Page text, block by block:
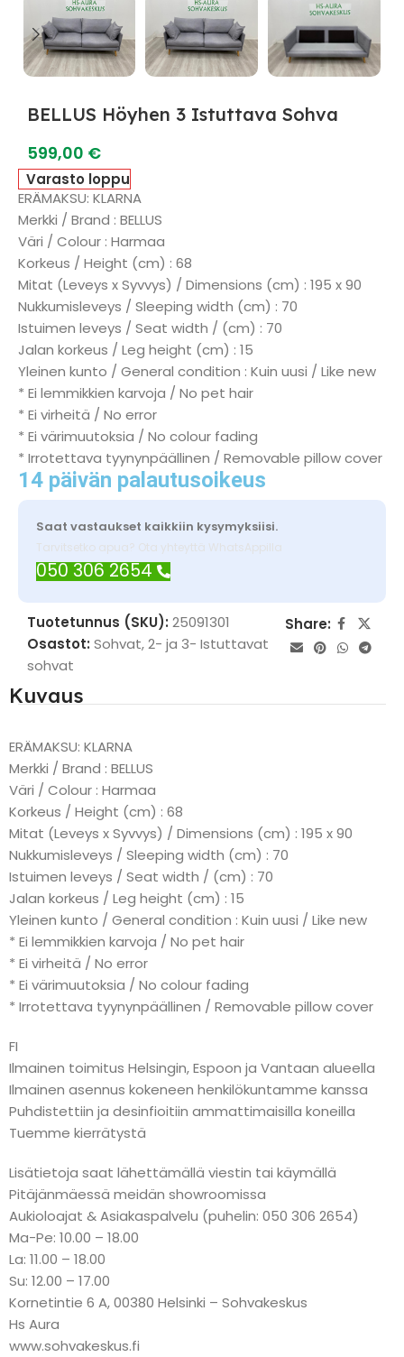
BELLUS Höyhen 3 Istuttava Sohva
599,00 €
Varasto loppu
ERÄMAKSU: KLARNA
Merkki / Brand : BELLUS
Väri / Colour : Harmaa
Korkeus / Height (cm) : 68
Mitat (Leveys x Syvvys) / Dimensions (cm) : 195 x 90
Nukkumisleveys / Sleeping width (cm) : 70
Istuimen leveys / Seat width / (cm) : 70
Jalan korkeus / Leg height (cm) : 15
Yleinen kunto / General condition : Kuin uusi / Like new
* Ei lemmikkien karvoja / No pet hair
* Ei virheitä / No error
* Ei värimuutoksia / No colour fading
* Irrotettava tyynynpäällinen / Removable pillow cover
14 päivän palautusoikeus
Saat vastaukset kaikkiin kysymyksiisi.
Tarvitsetko apua? Ota yhteyttä WhatsAppilla
050 306 2654
Tuotetunnus (SKU): 25091301
Osastot: Sohvat,2- ja 3- Istuttavat
sohvat
Share:
Kuvaus
ERÄMAKSU: KLARNA
Merkki / Brand : BELLUS
Väri / Colour : Harmaa
Korkeus / Height (cm) : 68
Mitat (Leveys x Syvvys) / Dimensions (cm) : 195 x 90
Nukkumisleveys / Sleeping width (cm) : 70
Istuimen leveys / Seat width / (cm) : 70
Jalan korkeus / Leg height (cm) : 15
Yleinen kunto / General condition : Kuin uusi / Like new
* Ei lemmikkien karvoja / No pet hair
* Ei virheitä / No error
* Ei värimuutoksia / No colour fading
* Irrotettava tyynynpäällinen / Removable pillow cover
FI
Ilmainen toimitus Helsingin, Espoon ja Vantaan alueella
Ilmainen asennus kokeneen henkilökuntamme kanssa
Puhdistettiin ja desinfioitiin ammattimaisilla koneilla
Tuemme kierrätystä
Lisätietoja saat lähettämällä viestin tai käymällä
Pitäjänmäessä meidän showroomissa
Aukioloajat & Asiakaspalvelu (puhelin: 050 306 2654)
Ma-Pe: 10.00 – 18.00
La: 11.00 – 18.00
Su: 12.00 – 17.00
Kornetintie 6 A, 00380 Helsinki – Sohvakeskus
Hs Aura
www.sohvakeskus.fi